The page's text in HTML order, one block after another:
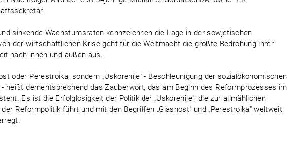
sinkende Wachstumsraten kennzeichnen die Lage in der sowjetischen
der wirtschaftlichen Krise geht für die Weltmacht die größte Bedrohung ihrer
nach innen und außen aus.
oder Perestroika, sondern „Uskorenije" - Beschleunigung der sozialökonomischen
- heißt dementsprechend das Zauberwort, das am Beginn des Reformprozesses im
Es ist die Erfolglosigkeit der Politik der „Uskorenije", die zur allmählichen
Reformpolitik führt und mit den Begriffen „Glasnost" und „Perestroika" weltweit